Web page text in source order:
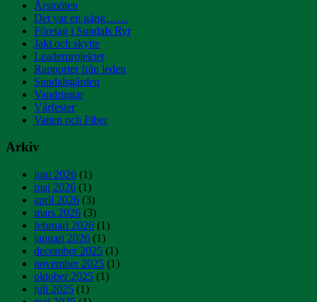
Årsmöten
Det var en gång……
Företag i Sundals Ryr
Jakt och skytte
Leaderprojektet
Rapporter från leden
Sundalsgården
Vandringar
Vårfester
Vatten och Fiber
Arkiv
juni 2026 (1)
maj 2026 (1)
april 2026 (3)
mars 2026 (3)
februari 2026 (1)
januari 2026 (1)
december 2025 (1)
november 2025 (1)
oktober 2025 (1)
juli 2025 (1)